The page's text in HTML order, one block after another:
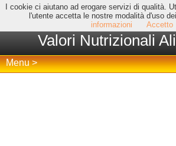
I cookie ci aiutano ad erogare servizi di qualità.
l'utente accetta le nostre modalità d'uso
informazioni
Accetto
Valori Nutrizionali
Menu >